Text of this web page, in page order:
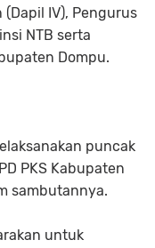
(Dapil IV), Pengurus
NTB serta
Dompu.
puncak
PKS Kabupaten
sambutannya.
untuk